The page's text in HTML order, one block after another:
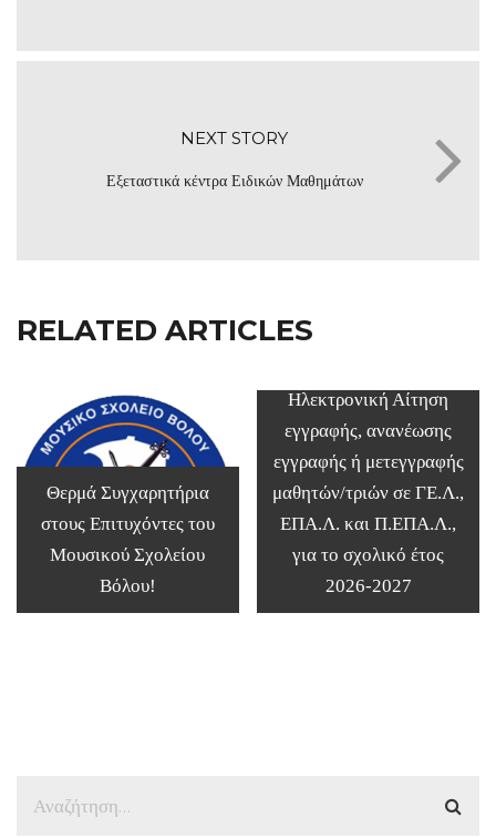
NEXT STORY
Εξεταστικά κέντρα Ειδικών Μαθημάτων
RELATED ARTICLES
Θερμά Συγχαρητήρια
στους Επιτυχόντες του
Μουσικού Σχολείου
Βόλου!
Ηλεκτρονική Αίτηση
εγγραφής, ανανέωσης
εγγραφής ή μετεγγραφής
μαθητών/τριών σε ΓΕ.Λ.,
ΕΠΑ.Λ. και Π.ΕΠΑ.Λ.,
για το σχολικό έτος
2026-2027